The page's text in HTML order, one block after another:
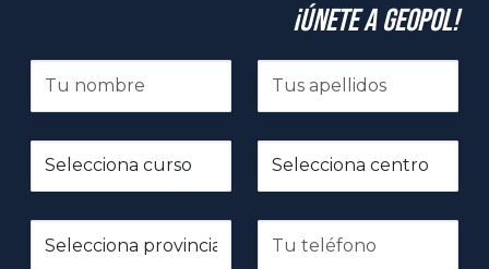
¡Únete a GeoPol!